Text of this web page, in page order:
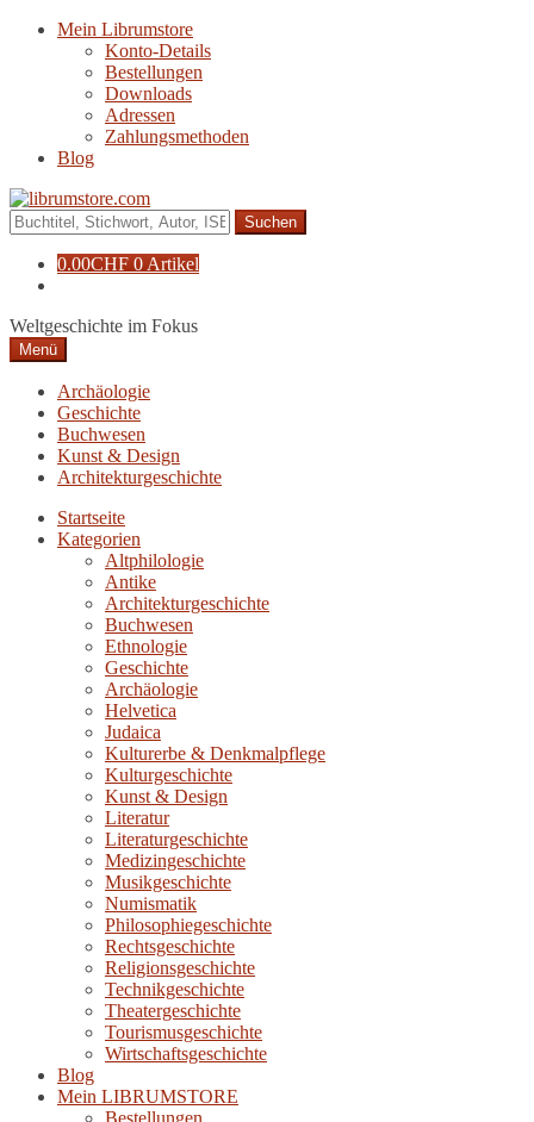
Navigation
Zum
Mein Librumstore
Konto-Details
Bestellungen
Downloads
Adressen
Zahlungsmethoden
Blog
Suche
nach:
0.00CHF 0 Artikel
Weltgeschichte im Fokus
Menü
Archäologie
Geschichte
Buchwesen
Kunst & Design
Architekturgeschichte
Startseite
Kategorien
Altphilologie
Antike
Architekturgeschichte
Buchwesen
Ethnologie
Geschichte
Archäologie
Helvetica
Judaica
Kulturerbe & Denkmalpflege
Kulturgeschichte
Kunst & Design
Literatur
Literaturgeschichte
Medizingeschichte
Musikgeschichte
Numismatik
Philosophiegeschichte
Rechtsgeschichte
Religionsgeschichte
Technikgeschichte
Theatergeschichte
Tourismusgeschichte
Wirtschaftsgeschichte
Blog
Mein LIBRUMSTORE
Bestellungen